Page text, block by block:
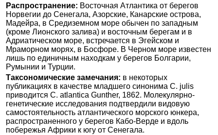
Распространение: Восточная Атлантика от берегов
Норвегии до Сенегала, Азорские, Канарские острова,
Мадейра, в Средиземном море обычен по западным
(кроме Лионского залива) и восточным берегам и в
Адриатическом море, встречается в Эгейском и
Мраморном морях, в Босфоре. В Черном море известен
лишь по единичным находкам у берегов Болгарии,
Румынии и Турции.
Таксономические замечания: в некоторых
публикациях в качестве младшего синонима C. julis
приводится C. atlantica Gunther, 1862. Молекулярно-
генетические исследования подтвердили видовую
самостоятельность атлантического морского юнкера,
распространенного у берегов Кабо-Верде и вдоль
побережья Африки к югу от Сенегала.